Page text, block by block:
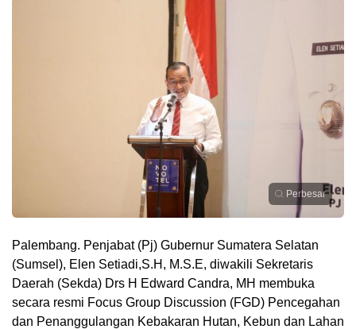
Perbesar
Palembang. Penjabat (Pj) Gubernur Sumatera Selatan
(Sumsel), Elen Setiadi,S.H, M.S.E, diwakili Sekretaris
Daerah (Sekda) Drs H Edward Candra, MH membuka
secara resmi Focus Group Discussion (FGD) Pencegahan
dan Penanggulangan Kebakaran Hutan, Kebun dan Lahan